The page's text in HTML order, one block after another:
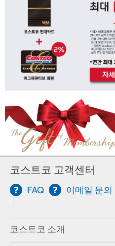
코스트코 고객센터
FAQ 이메일 문의
코스트코 소개